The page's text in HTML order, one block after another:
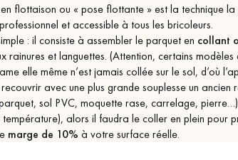
en flottaison ou « pose flottante » est la technique
et accessible à tous les bricoleurs.
: il consiste à assembler le parquet en collant
rainures et languettes. (Attention, certains
elle même n’est jamais collée sur le sol, d’où
avec une plus grande souplesse un ancien
sol PVC, moquette rase, carrelage,
température), alors il faudra le coller en plein pour
marge de 10% à votre surface réelle.